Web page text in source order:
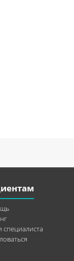
специалиста